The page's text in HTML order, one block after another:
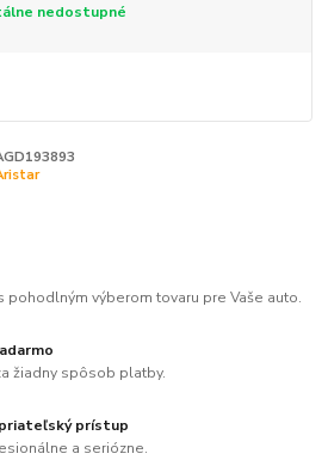
nedostupné
pohodlným výberom tovaru pre Vaše auto.
žiadny spôsob platby.
prístup
a seriózne.